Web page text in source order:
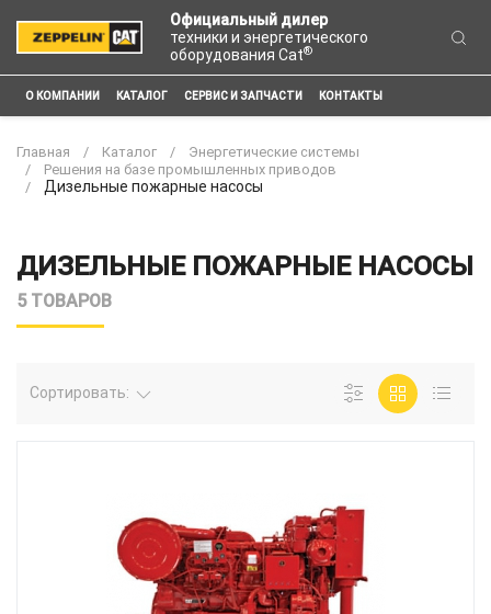
Официальный дилер
техники и энергетического
оборудования Cat®
О КОМПАНИИ КАТАЛОГ СЕРВИС И ЗАПЧАСТИ КОНТАКТЫ
Главная Каталог
Энергетические системы
Решения на базе промышленных приводов
Дизельные пожарные насосы
ДИЗЕЛЬНЫЕ ПОЖАРНЫЕ НАСОСЫ
5 ТОВАРОВ
Сортировать: